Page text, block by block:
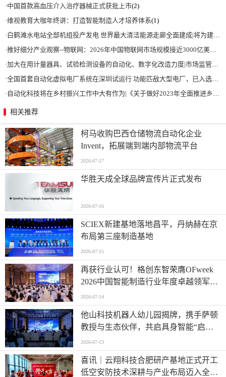
·中国首款高血压介入治疗器械正式获批上市(2)
·维视教育大咖年终讲：打造智能制造人才培养体系(1)
·白鹤滩水电站全部机组投产发电 世界最大清洁能源走廊全面建成|将为建设新型能源体系、保障国家能源安全、实现“双碳”目标提供有力支撑
·推好细分产业观察--物联网：2026年中国物联网市场规模接近3000亿美元 智慧工厂、智慧城市、智慧电网等将占60%以上
·加大在用计量器具、试验检测设备的自动化、数字化改造力度|市场监管总局 工业和信息化部 关于促进企业计量能力提升的指导意见
·全国首套自动化虚拟电厂系统在深圳试运行 功能匹敌大型电厂，已入选国际典型案例
· 自动化科技将在乡村振兴工作中大有作为|《关于做好2023年全面推进乡村振兴重点工作的意见》发布
相关推荐
柯马收购巴西仓储物流自动化企业
Invent，拓展端到端内部物流平台
2026-07-17
华胜天成全球品牌宣传片正式发布
2026-07-16
SCIEX新建基地落地昌平，丹纳赫在京
布局第三座制造基地
2026-07-15
再获行业认可！格创东智荣膺OFweek
2026中国智能制造行业年度卓越领军企
业奖
2026-07-14
他山科技机器人幼儿园揭牌，携手萨顿
教授与生态伙伴，共启具身智能“启蒙
时代”
2026-07-13
喜讯｜云翔科技合肥研产基地正式开工
低空安防技术深耕与产业布局迈入全新